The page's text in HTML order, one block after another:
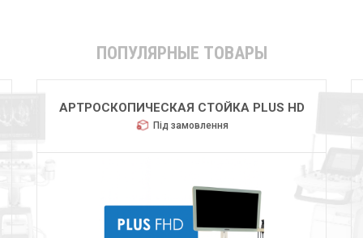
ПОПУЛЯРНЫЕ ТОВАРЫ
HUGER 2600
Під замовлення